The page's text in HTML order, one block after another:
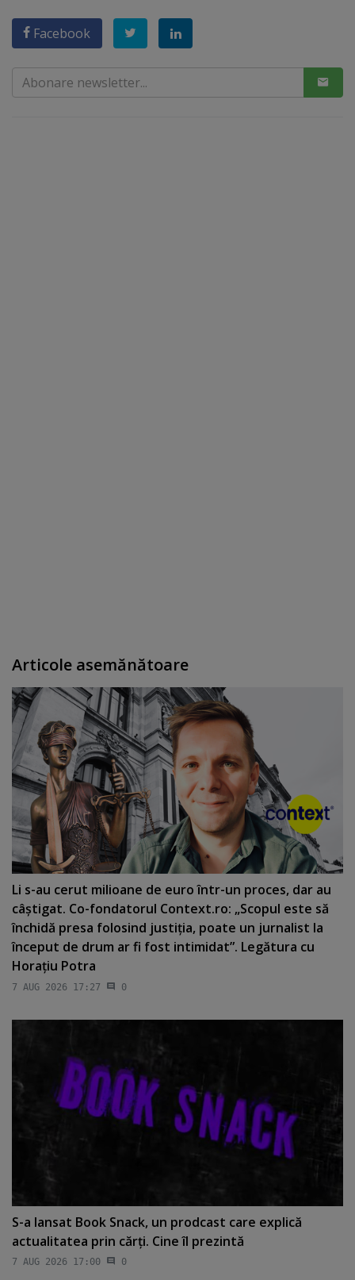
Facebook
Articole asemănătoare
Li s-au cerut milioane de euro într-un proces, dar au
câştigat. Co-fondatorul Context.ro: „Scopul este să
închidă presa folosind justiţia, poate un jurnalist la
început de drum ar fi fost intimidat”. Legătura cu
Horaţiu Potra
7 AUG 2026 17:27 0
S-a lansat Book Snack, un prodcast care explică
actualitatea prin cărţi. Cine îl prezintă
7 AUG 2026 17:00 0